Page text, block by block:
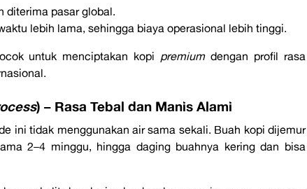
diterima pasar global.
lebih lama, sehingga biaya operasional lebih tinggi.
untuk menciptakan kopi premiumdengan profil rasa
) – Rasa Tebal dan Manis Alami
ini tidak menggunakan air sama sekali. Buah kopi dijemur
2–4 minggu, hingga daging buahnya kering dan bisa